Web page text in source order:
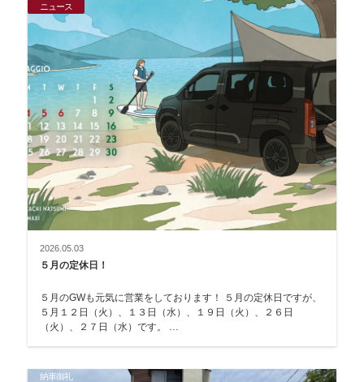
ニュース
2026.05.03
５月の定休日！
５月のGWも元気に営業をしております！ ５月の定休日ですが、
５月１２日（火）、１３日（水）、１９日（火）、２６日
納車御礼